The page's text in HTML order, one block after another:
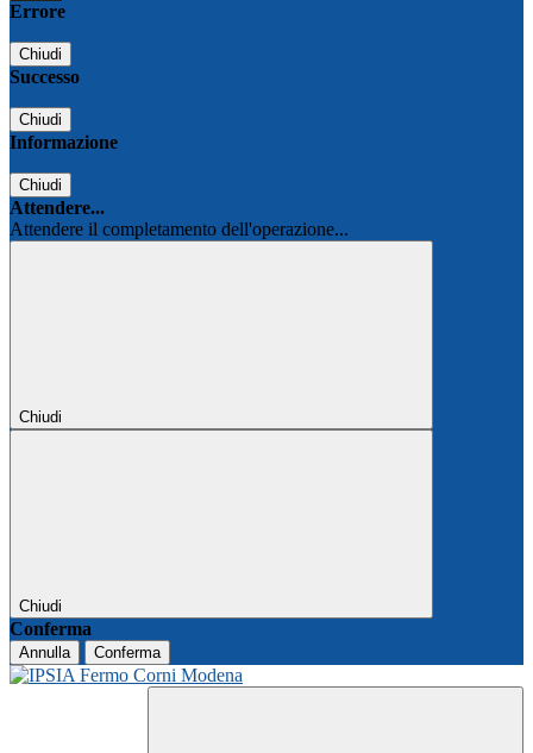
Errore
Chiudi
Successo
Chiudi
Informazione
Chiudi
Attendere...
Attendere il completamento dell'operazione...
Chiudi
Chiudi
Conferma
Annulla Conferma